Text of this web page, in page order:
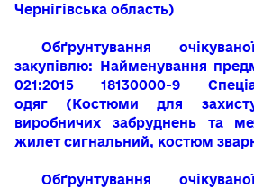
Чернігівська область)
Обґрунтування
закупівлю: Найменування
021:2015 18130000-9
одяг (Костюми для
виробничих забруднень та
жилет сигнальний, костюм
Обґрунтування